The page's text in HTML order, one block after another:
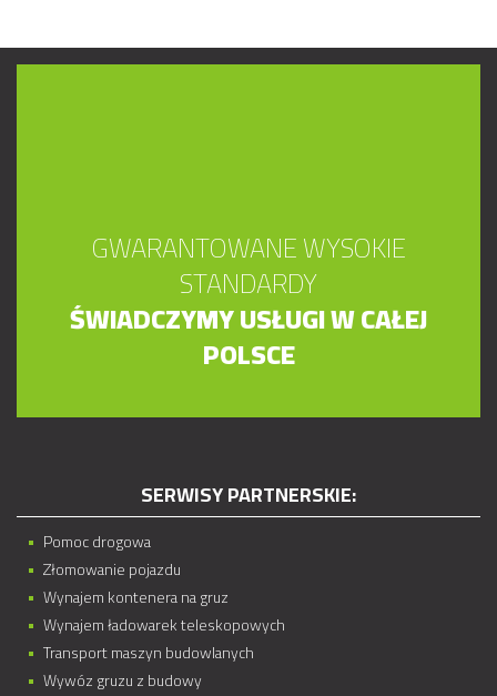
GWARANTOWANE WYSOKIE
STANDARDY
ŚWIADCZYMY USŁUGI W CAŁEJ
POLSCE
SERWISY PARTNERSKIE:
Pomoc drogowa
Złomowanie pojazdu
Wynajem kontenera na gruz
Wynajem ładowarek teleskopowych
Transport maszyn budowlanych
Wywóz gruzu z budowy